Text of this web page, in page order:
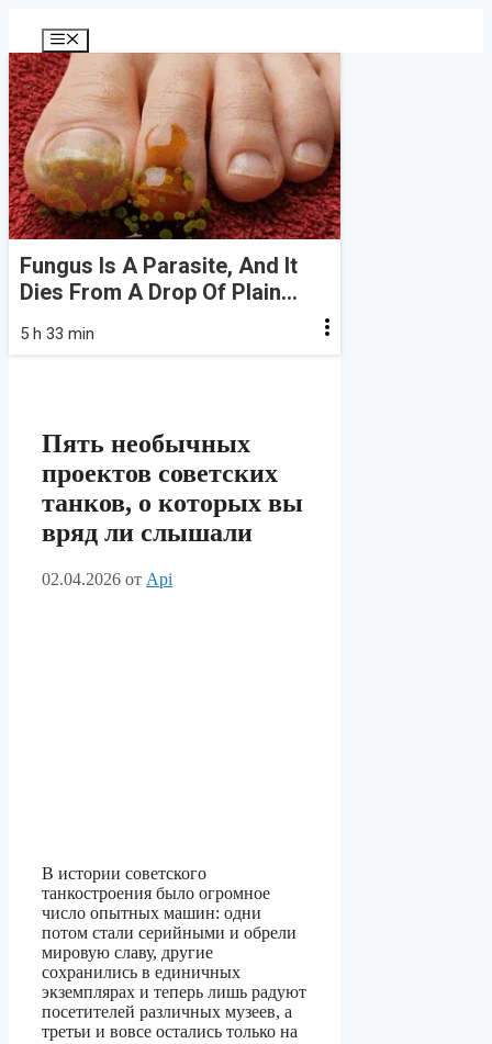
содержимому
Меню
Fungus Is A Parasite, And It
Dies From A Drop Of Plain...
5 h 33 min
Пять необычных
проектов советских
танков, о которых вы
вряд ли слышали
02.04.2026 от Api
В истории советского
танкостроения было огромное
число опытных машин: одни
потом стали серийными и обрели
мировую славу, другие
сохранились в единичных
экземплярах и теперь лишь радуют
посетителей различных музеев, а
третьи и вовсе остались только на